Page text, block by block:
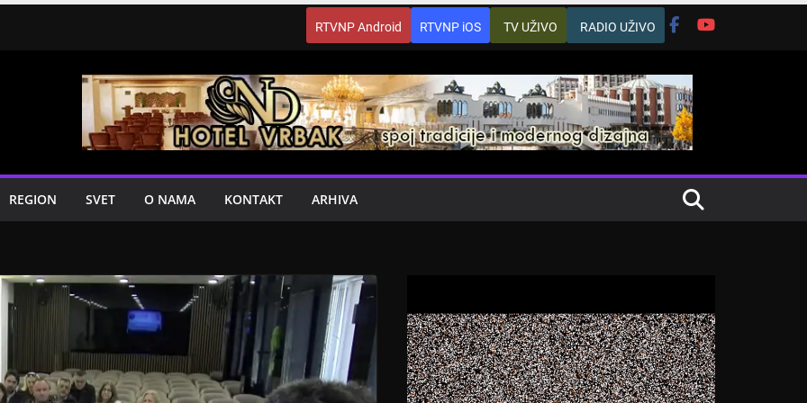
RTVNP Android RTVNP iOS TV UŽIVO RADIO UŽIVO
REGION SVET O NAMA KONTAKT ARHIVA